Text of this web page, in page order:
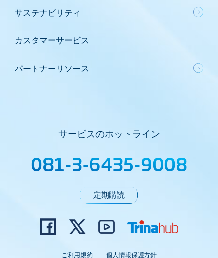
サステナビリティ
カスタマーサービス
パートナーリソース
サービスのホットライン
081-3-6435-9008
定期購読
ご利用規約 個人情報保護方針